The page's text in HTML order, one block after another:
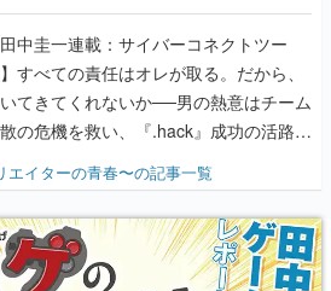
って、より理解を深めよう【PR】
田中圭一連載：サイバーコネクトツー
すべての責任はオレが取る。だから、
てきてくれないか──男の熱意はチーム
の危機を救い、『.hack』成功の活路を
く。業界の快男児・松山 洋に流れる血は
年ジャンプ』色だった【若ゲのいた
エイターの青春〜の記事一覧